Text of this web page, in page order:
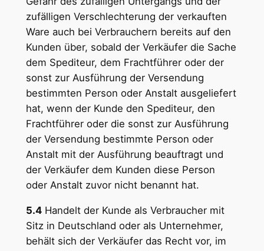
zufälligen Verschlechterung der verkauften
Ware auch bei Verbrauchern bereits auf den
Kunden über, sobald der Verkäufer die Sache
dem Spediteur, dem Frachtführer oder der
sonst zur Ausführung der Versendung
bestimmten Person oder Anstalt ausgeliefert
hat, wenn der Kunde den Spediteur, den
Frachtführer oder die sonst zur Ausführung
der Versendung bestimmte Person oder
Anstalt mit der Ausführung beauftragt und
der Verkäufer dem Kunden diese Person
oder Anstalt zuvor nicht benannt hat.
5.4Handelt der Kunde als Verbraucher mit
Sitz in Deutschland oder als Unternehmer,
behält sich der Verkäufer das Recht vor, im